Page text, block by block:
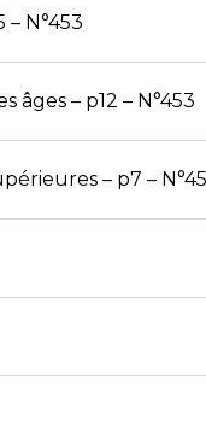
N°453
– p12 – N°453
– p7 –